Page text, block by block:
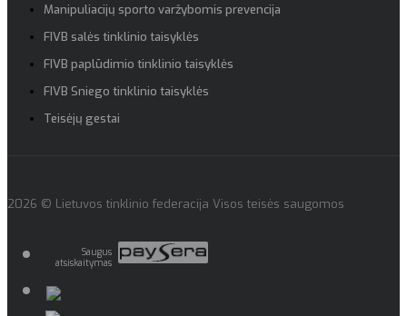
Manipuliacijų sporto varžybomis prevencija
FIVB salės tinklinio taisyklės
FIVB paplūdimio tinklinio taisyklės
FIVB Sniego tinklinio taisyklės
Teisėjų gestai
2026 © Lietuvos tinklinio federacija Visos teisės saugomos
Saugus
atsiskaitymas